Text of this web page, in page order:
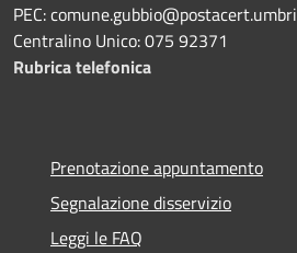
PEC:
Centralino Unico: 075 92371
Rubrica telefonica
Prenotazione appuntamento
Segnalazione disservizio
Leggi le FAQ